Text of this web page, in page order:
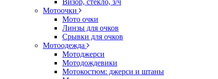
Визор, стекло, з/ч
Мотоочки
Мото очки
Линзы для очков
Срывки для очков
Мотоодежда
Мотоджерси
Мотодождевики
Мотокостюм: джерси и штаны